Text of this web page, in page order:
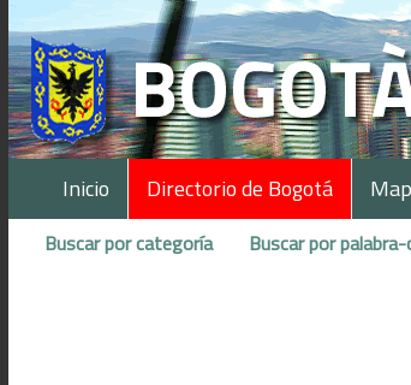
Inicio Directorio de Bogotá
Buscar por categoría Buscar por